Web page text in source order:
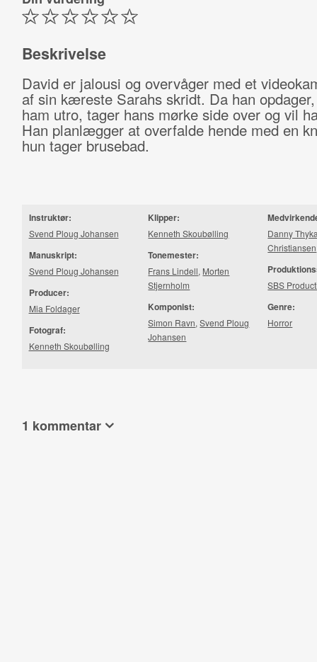
Beskrivelse
David er jalousi og overvåger med et
af sin kæreste Sarahs skridt. Da han
ham utro, tager hans mørke side over og vil
Han planlægger at overfalde hende med en
hun tager brusebad.
Instruktør:
Svend Ploug Johansen
Manuskript:
Svend Ploug Johansen
Producer:
Mia Foldager
Fotograf:
Kenneth Skoubølling
Klipper:
Kenneth Skoubølling
Tonemester:
Frans Lindell, Morten
Stjernholm
Komponist:
Simon Ravn,Svend Ploug
Johansen
Danny
Christiansen
SBS
Genre:
Horror
1 kommentar